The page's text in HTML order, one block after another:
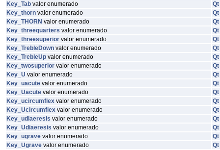
Key_Tab valor enumerado
Qt
Key_thorn valor enumerado
Qt
Key_THORN valor enumerado
Qt
Key_threequarters valor enumerado
Qt
Key_threesuperior valor enumerado
Qt
Key_TrebleDown valor enumerado
Qt
Key_TrebleUp valor enumerado
Qt
Key_twosuperior valor enumerado
Qt
Key_U valor enumerado
Qt
Key_uacute valor enumerado
Qt
Key_Uacute valor enumerado
Qt
Key_ucircumflex valor enumerado
Qt
Key_Ucircumflex valor enumerado
Qt
Key_udiaeresis valor enumerado
Qt
Key_Udiaeresis valor enumerado
Qt
Key_ugrave valor enumerado
Qt
Key_Ugrave valor enumerado
Qt